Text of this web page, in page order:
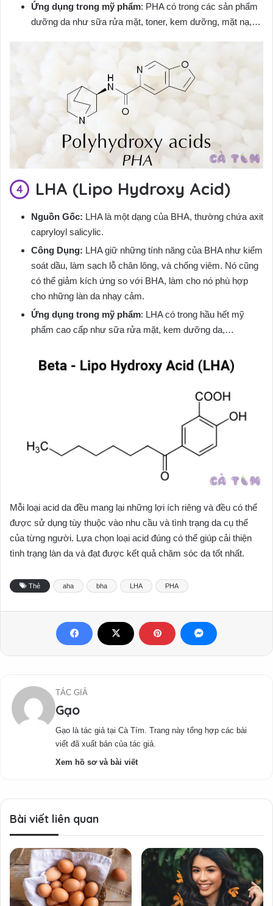
Ứng dụng trong mỹ phẩm: PHA có trong các sản phẩm
dưỡng da như sữa rửa mặt, toner, kem dưỡng, mặt nạ,…
LHA (Lipo Hydroxy Acid)
Nguồn Gốc: LHA là một dạng của BHA, thường chứa axit
capryloyl salicylic.
Công Dụng: LHA giữ những tính năng của BHA như kiểm
soát dầu, làm sạch lỗ chân lông, và chống viêm. Nó cũng
có thể giảm kích ứng so với BHA, làm cho nó phù hợp
cho những làn da nhạy cảm.
Ứng dụng trong mỹ phẩm: LHA có trong hầu hết mỹ
phẩm cao cấp như sữa rửa mặt, kem dưỡng da,…
Mỗi loại acid da đều mang lại những lợi ích riêng và đều có thể
được sử dụng tùy thuộc vào nhu cầu và tình trạng da cụ thể
của từng người. Lựa chọn loại acid đúng có thể giúp cải thiện
tình trạng làn da và đạt được kết quả chăm sóc da tốt nhất.
Thẻ aha bha LHA PHA
TÁC GIẢ
Gạo
Gạo là tác giả tại Cà Tím. Trang này tổng hợp các bài
viết đã xuất bản của tác giả.
Xem hồ sơ và bài viết
Bài viết liên quan